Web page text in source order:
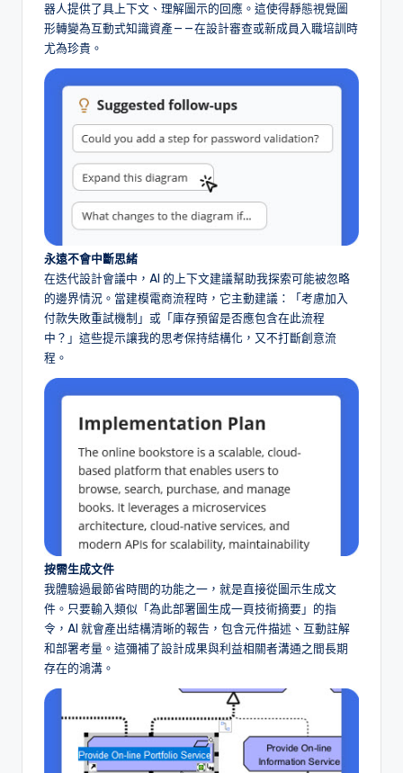
器人提供了具上下文、理解圖示的回應。這使得靜態視覺圖
形轉變為互動式知識資產——在設計審查或新成員入職培訓時
尤為珍貴。
永遠不會中斷思緒
在迭代設計會議中，AI 的上下文建議幫助我探索可能被忽略
的邊界情況。當建模電商流程時，它主動建議：「考慮加入
付款失敗重試機制」或「庫存預留是否應包含在此流程
中？」這些提示讓我的思考保持結構化，又不打斷創意流
程。
按需生成文件
我體驗過最節省時間的功能之一，就是直接從圖示生成文
件。只要輸入類似「為此部署圖生成一頁技術摘要」的指
令，AI 就會產出結構清晰的報告，包含元件描述、互動註解
和部署考量。這彌補了設計成果與利益相關者溝通之間長期
存在的鴻溝。